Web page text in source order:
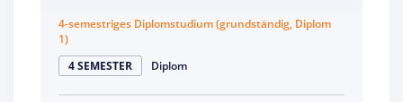
4-semestriges Diplomstudium (grundständig, Diplom
1)
4 SEMESTER
Diplom